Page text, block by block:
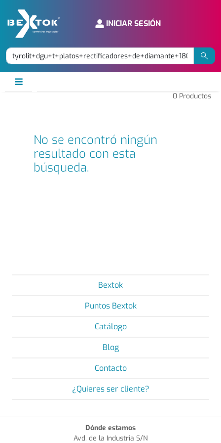
INICIAR SESIÓN
0 Productos
No se encontró ningún
resultado con esta
búsqueda.
Bextok
Puntos Bextok
Catálogo
Blog
Contacto
¿Quieres ser cliente?
Dónde estamos
Avd. de la Industria S/N